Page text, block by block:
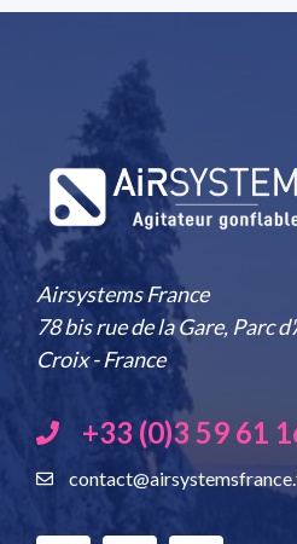
Airsystems France
78 bis rue de la Gare, Parc
Croix - France
+33 (0)3 59 61